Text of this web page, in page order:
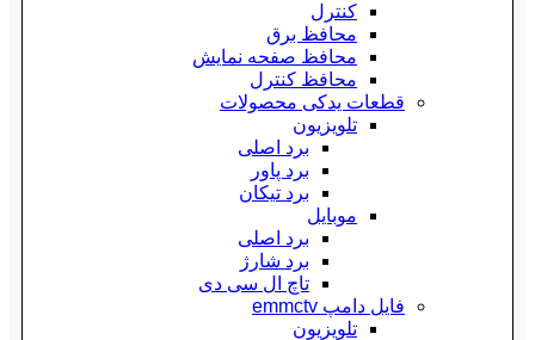
کنترل
محافظ برق
محافظ صفحه نمایش
محافظ کنترل
قطعات یدکی محصولات
تلویزیون
برد اصلی
برد پاور
برد تیکان
موبایل
برد اصلی
برد شارژ
تاچ ال سی دی
فایل دامپ emmctv
تلویزیون